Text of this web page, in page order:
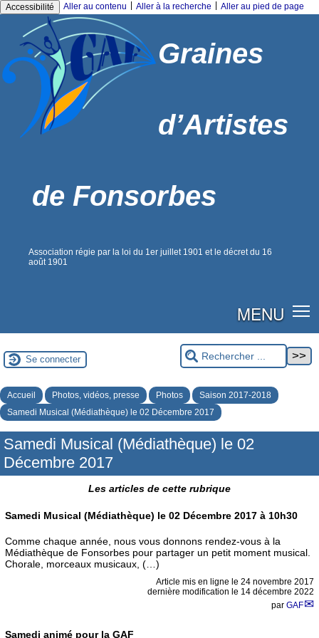
Accessibilité Aller au contenu Aller à la recherche Aller au pied de page
Graines
d’Artistes
de Fonsorbes
Association régie par la loi du 1er juillet 1901 et le décret du 16
août 1901
MENU
Se connecter
Accueil Photos, vidéos, presse Photos
Saison 2017-2018
Samedi Musical (Médiathèque) le 02 Décembre 2017
Samedi Musical (Médiathèque) le 02
Décembre 2017
Les articles de cette rubrique
Samedi Musical (Médiathèque) le 02 Décembre 2017 à 10h30
Comme chaque année, nous vous donnons rendez-vous à la
Médiathèque de Fonsorbes pour partager un petit moment musical.
Chorale, morceaux musicaux, (…)
Article mis en ligne le 24 novembre 2017
dernière modification le 14 décembre 2022
par GAF
Samedi animé pour la GAF